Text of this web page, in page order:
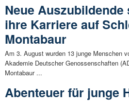
Neue Auszubildende
ihre Karriere auf
Montabaur
Am 3. August wurden 13 junge Menschen
Akademie Deutscher Genossenschaften
Montabaur ...
Abenteuer für junge